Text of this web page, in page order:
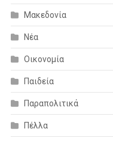
Μακεδονία
Νέα
Οικονομία
Παιδεία
Παραπολιτικά
Πέλλα